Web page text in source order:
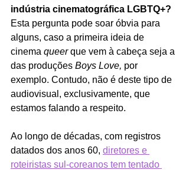
indústria cinematográfica LGBTQ+?
Esta pergunta pode soar óbvia para
alguns, caso a primeira ideia de
cinema queer que vem à cabeça seja a
das produções Boys Love, por
exemplo. Contudo, não é deste tipo de
audiovisual, exclusivamente, que
estamos falando a respeito.
Ao longo de décadas, com registros
datados dos anos 60, diretores e
roteiristas sul-coreanos tem tentado